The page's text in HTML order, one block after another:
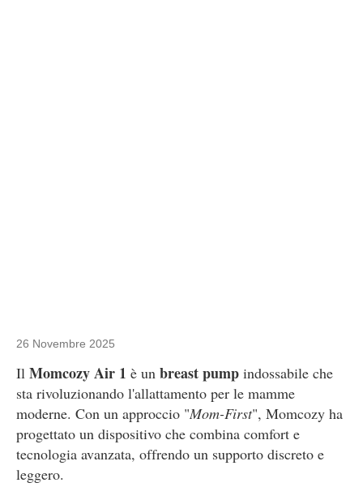
26 Novembre 2025
Il Momcozy Air 1 è un breast pump indossabile che
sta rivoluzionando l'allattamento per le mamme
moderne. Con un approccio "Mom-First", Momcozy ha
progettato un dispositivo che combina comfort e
tecnologia avanzata, offrendo un supporto discreto e
leggero.